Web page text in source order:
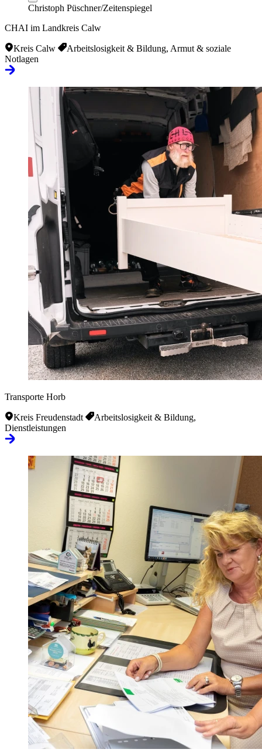
Christoph Püschner/Zeitenspiegel
CHAI im Landkreis Calw
Kreis Calw
Arbeitslosigkeit & Bildung, Armut & soziale
Notlagen
Transporte Horb
Kreis Freudenstadt
Arbeitslosigkeit & Bildung,
Dienstleistungen